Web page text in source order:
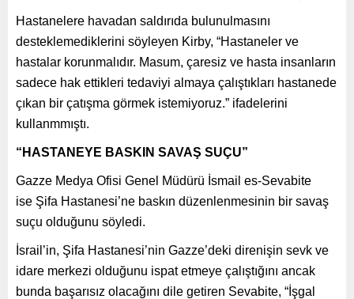
Hastanelere havadan saldırıda bulunulmasını
desteklemediklerini söyleyen Kirby, “Hastaneler ve
hastalar korunmalıdır. Masum, çaresiz ve hasta insanların
sadece hak ettikleri tedaviyi almaya çalıştıkları hastanede
çıkan bir çatışma görmek istemiyoruz.” ifadelerini
kullanmmıştı.
“HASTANEYE BASKIN SAVAŞ SUÇU”
Gazze Medya Ofisi Genel Müdürü İsmail es-Sevabite
ise Şifa Hastanesi’ne baskın düzenlenmesinin bir savaş
suçu olduğunu söyledi.
İsrail’in, Şifa Hastanesi’nin Gazze’deki direnişin sevk ve
idare merkezi olduğunu ispat etmeye çalıştığını ancak
bunda başarısız olacağını dile getiren Sevabite, “İşgal